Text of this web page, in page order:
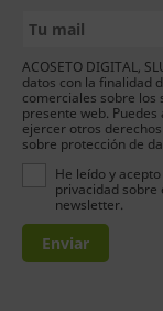
ACOSETO DIGITAL,
datos con la finalidad
comerciales sobre los
presente web.
ejercer otros
sobre protección de
He leído y
privacidad sobre
newsletter.
Enviar